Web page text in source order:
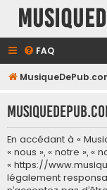
FAQ
En accédant à «
« nous », « notre », «
« https://
légalement